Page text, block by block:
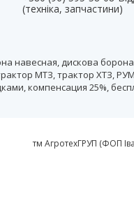
(техніка, запчастини)
навесная, дискова
МТЗ, трактор ХТЗ,
компенсация 25%,